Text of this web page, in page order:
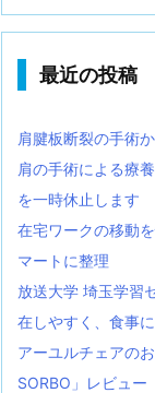
最近の投稿
肩腱板断裂の手術
肩の手術による療
を一時休止します
在宅ワークの移動
マートに整理
放送大学 埼玉学習
在しやすく、食事
アーユルチェアの
SORBO」レビュー